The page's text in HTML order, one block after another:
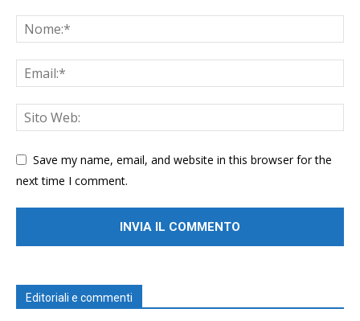
Save my name, email, and website in this browser for the
next time I comment.
Editoriali e commenti